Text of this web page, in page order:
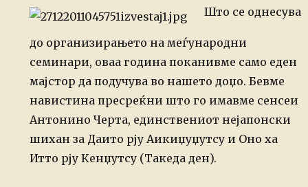
Што се однесува
до организирањето на меѓународни
семинари, оваа годинапоканивме само еден
мајстор да подучува во нашето доџо. Бевме
навистинапресреќни што го имавме сенсеи
Антонино Черта, единствениот нејапонски
шихан заДаито рју Аикиџуџутсу и Оно ха
Итто рју Кенџутсу (Такеда ден).